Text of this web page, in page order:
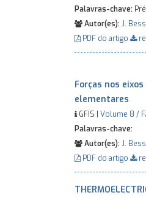
Palavras-chave:
Autor(es):J.
PDF do artigo
Forças nos
elementares
GFIS | Volume 8 /
Palavras-chave:
Autor(es):J.
PDF do artigo